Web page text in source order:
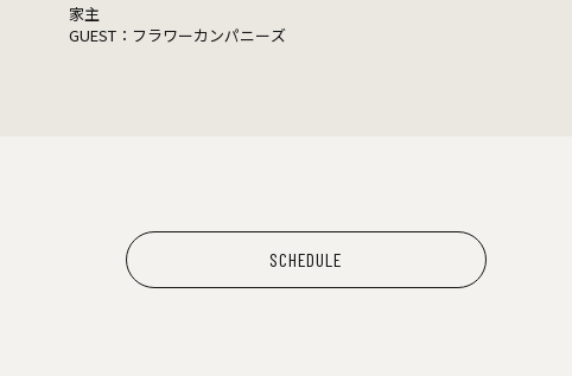
家主
GUEST：フラワーカンパニーズ
SCHEDULE